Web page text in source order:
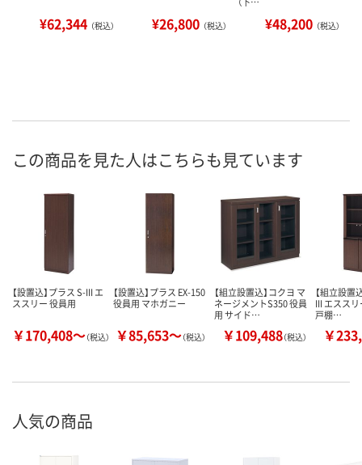
¥62,344 （税込） ¥26,800 （税込） ¥48,200 （税込）
この商品を見た人はこちらも見ています
【設置込】プラス S-III エ
ススリー 役員用
￥170,408～（税込）
【設置込】プラス EX-150
役員用 マホガニー
￥85,653～（税込）
【組立設置込】コクヨ マ
ネージメントS350 役員
用 サイド…
￥109,488（税込）
【組立設置
III エスス
戸棚…
￥
人気の商品